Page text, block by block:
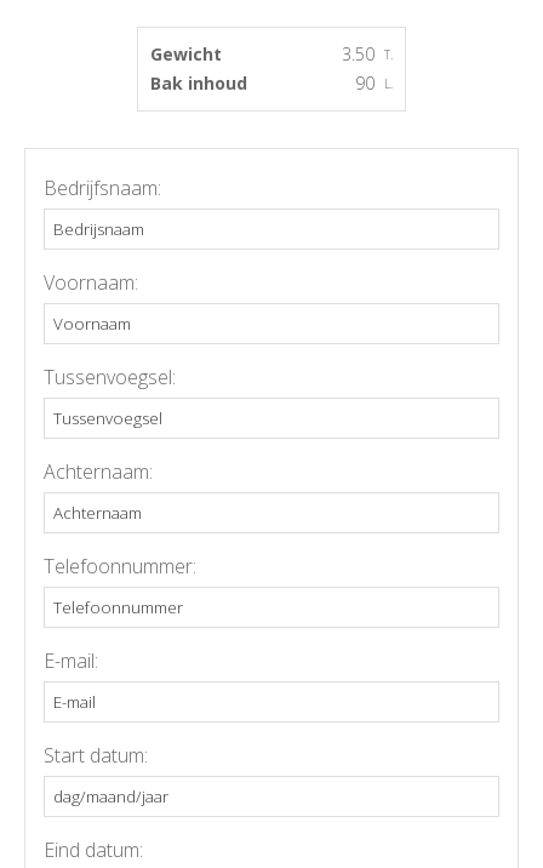
Gewicht 3.50 T.
Bak inhoud 90 L.
Bedrijfsnaam:
Voornaam:
Tussenvoegsel:
Achternaam:
Telefoonnummer:
E-mail:
Start datum:
Eind datum: